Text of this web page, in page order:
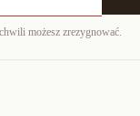
możesz zrezygnować.